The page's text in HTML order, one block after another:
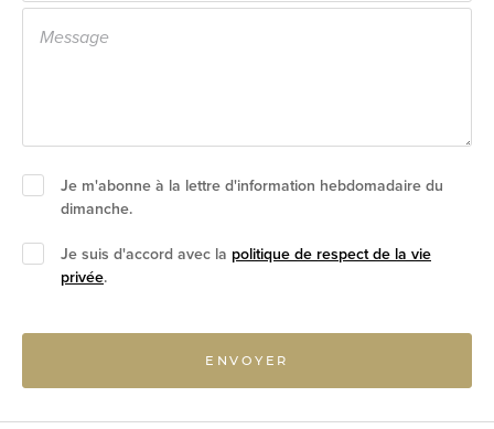
Je m'abonne à la lettre d'information hebdomadaire du
dimanche.
Je suis d'accord avec la politique de respect de la vie
privée.
ENVOYER